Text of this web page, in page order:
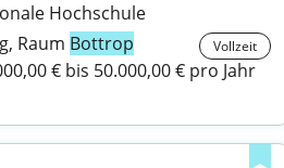
Hochschule
Raum Bottrop Vollzeit
€ bis 50.000,00 € pro Jahr